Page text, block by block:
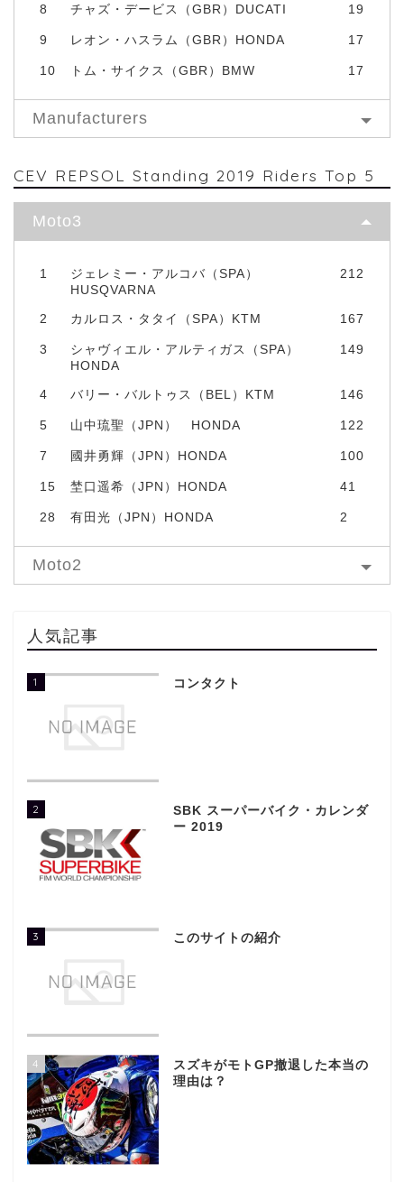
8 チャズ・デービス（GBR）DUCATI 19
9 レオン・ハスラム（GBR）HONDA 17
10 トム・サイクス（GBR）BMW 17
Manufacturers
CEV REPSOL Standing 2019 Riders Top 5
Moto3
1
ジェレミー・アルコバ（SPA）
HUSQVARNA
212
2 カルロス・タタイ（SPA）KTM 167
3
シャヴィエル・アルティガス（SPA）
HONDA
149
4 バリー・バルトゥス（BEL）KTM 146
5 山中琉聖（JPN） HONDA 122
7 國井勇輝（JPN）HONDA 100
15 埜口遥希（JPN）HONDA 41
28 有田光（JPN）HONDA 2
Moto2
人気記事
1 コンタクト
2
SBK スーパーバイク・カレンダ
ー 2019
3 このサイトの紹介
4
スズキがモトGP撤退した本当の
理由は？